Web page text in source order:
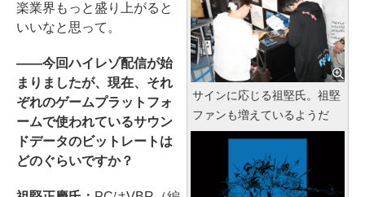
サインに応じる祖堅氏。祖堅
ファンも増えているようだ
楽業界もっと盛り上がると
いいなと思って。
――今回ハイレゾ配信が始
まりましたが、現在、それ
ぞれのゲームプラットフォ
ームで使われているサウン
ドデータのビットレートは
どのぐらいですか？